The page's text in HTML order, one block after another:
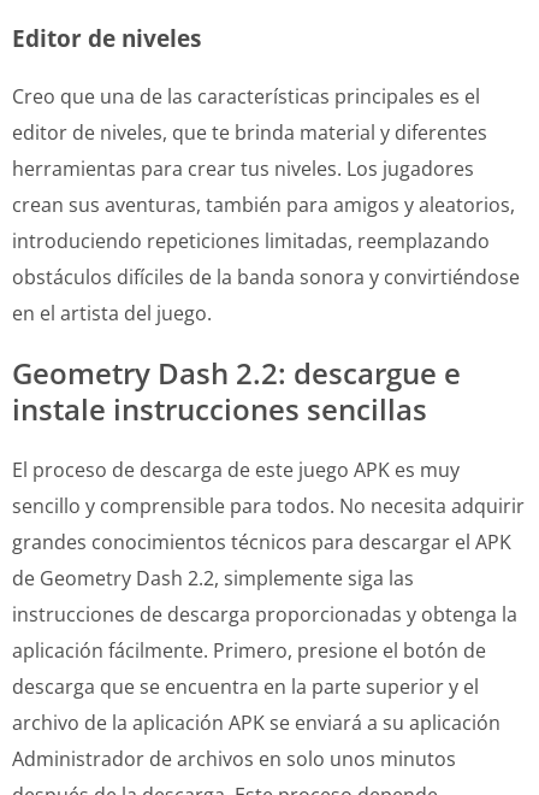
Editor de niveles
Creo que una de las características principales es el
editor de niveles, que te brinda material y diferentes
herramientas para crear tus niveles. Los jugadores
crean sus aventuras, también para amigos y aleatorios,
introduciendo repeticiones limitadas, reemplazando
obstáculos difíciles de la banda sonora y convirtiéndose
en el artista del juego.
Geometry Dash 2.2: descargue e
instale instrucciones sencillas
El proceso de descarga de este juego APK es muy
sencillo y comprensible para todos. No necesita adquirir
grandes conocimientos técnicos para descargar el APK
de Geometry Dash 2.2, simplemente siga las
instrucciones de descarga proporcionadas y obtenga la
aplicación fácilmente. Primero, presione el botón de
descarga que se encuentra en la parte superior y el
archivo de la aplicación APK se enviará a su aplicación
Administrador de archivos en solo unos minutos